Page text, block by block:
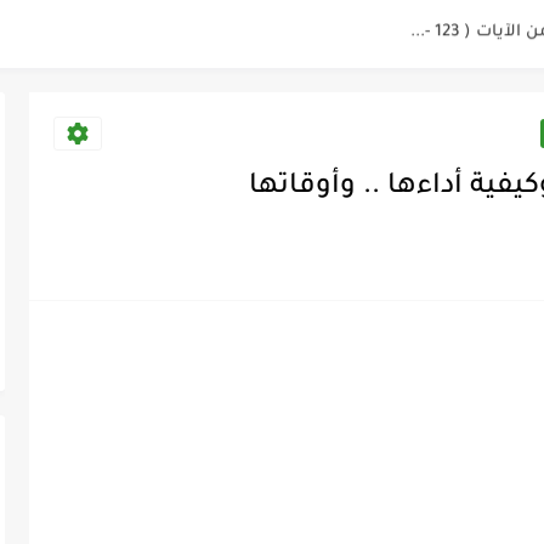
أداءها .. وأوقاتها